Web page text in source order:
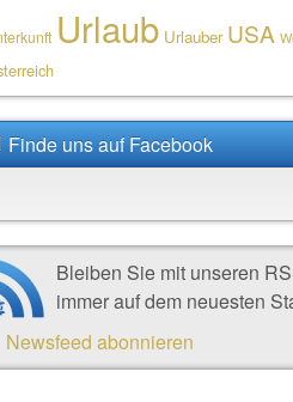
Urlaub Urlauber USA
Finde uns auf Facebook
Bleiben Sie mit unseren
immer auf dem neuesten
Newsfeed abonnieren